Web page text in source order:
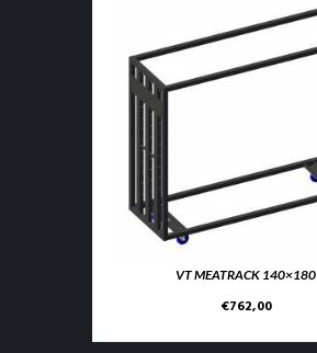
VT MEATRACK 140×180
€762,00